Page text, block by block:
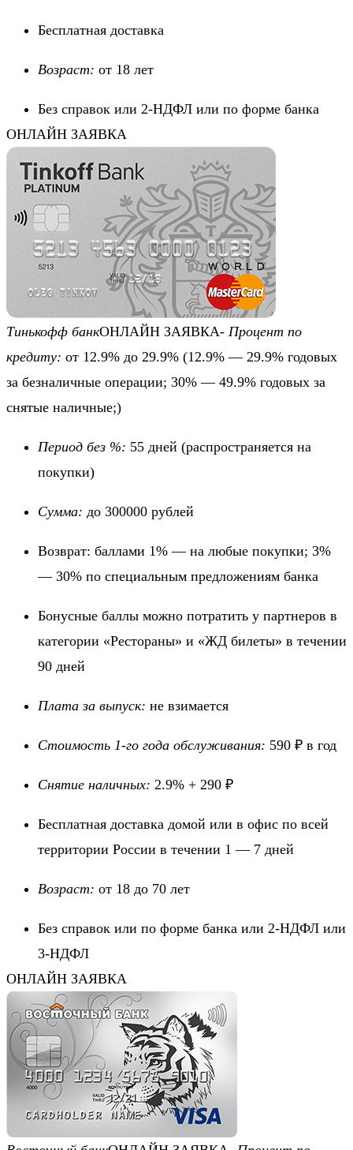
Бесплатная доставка
Возраст: от 18 лет
Без справок или 2-НДФЛ или по форме банка
ОНЛАЙН ЗАЯВКА
Тинькофф банкОНЛАЙН ЗАЯВКА- Процент по
кредиту: от 12.9% до 29.9% (12.9% — 29.9% годовых
за безналичные операции; 30% — 49.9% годовых за
снятые наличные;)
Период без %: 55 дней (распространяется на
покупки)
Сумма: до 300000 рублей
Возврат: баллами 1% — на любые покупки; 3%
— 30% по специальным предложениям банка
Бонусные баллы можно потратить у партнеров в
категории «Рестораны» и «ЖД билеты» в течении
90 дней
Плата за выпуск: не взимается
Стоимость 1-го года обслуживания: 590 ₽ в год
Снятие наличных: 2.9% + 290 ₽
Бесплатная доставка домой или в офис по всей
территории России в течении 1 — 7 дней
Возраст: от 18 до 70 лет
Без справок или по форме банка или 2-НДФЛ или
3-НДФЛ
ОНЛАЙН ЗАЯВКА